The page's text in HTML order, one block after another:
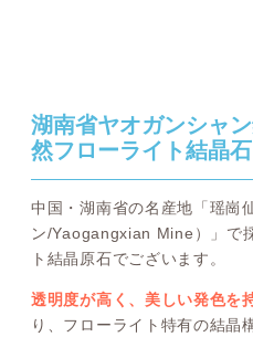
湖南省ヤオガンシャ
然フローライト結晶石
中国・湖南省の名産地「瑶崗
ン/Yaogangxian Mine）」で
ト結晶原石でございます。
透明度が高く、美しい発色を
り、フローライト特有の結晶